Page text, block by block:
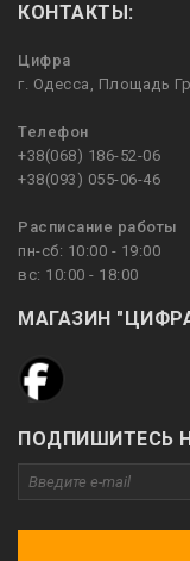
КОНТАКТЫ:
Цифра
г. Одесса, Площадь
Телефон
+38(068) 186-52-06
+38(093) 055-06-46
Расписание работы
пн-сб: 10:00 - 19:00
вс: 10:00 - 18:00
МАГАЗИН
ПОДПИШИТЕСЬ